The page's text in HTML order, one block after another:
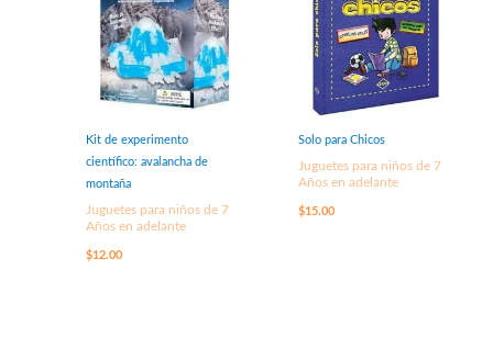
Kit de experimento
científico: avalancha de
montaña
Juguetes para niños de 7
Años en adelante
$12.00
Solo para Chicos
Juguetes para niños de 7
Años en adelante
$15.00